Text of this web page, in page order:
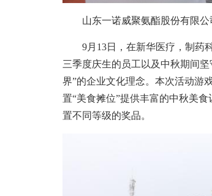
山东一诺威聚氨酯股份有限公
9月13日，在新华医疗，制药科
三季度庆生的员工以及中秋期间
界”的企业文化理念。本次活动游
置“美食摊位”提供丰富的中秋美
置不同等级的奖品。